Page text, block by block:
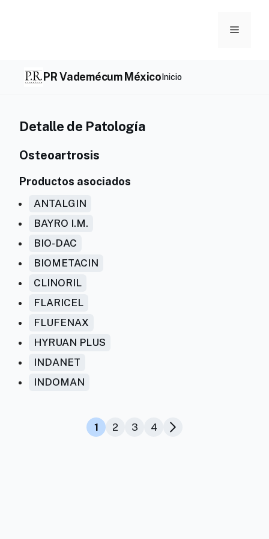
Menu
PR Vademécum MéxicoInicio
Detalle de Patología
Osteoartrosis
Productos asociados
ANTALGIN
BAYRO I.M.
BIO-DAC
BIOMETACIN
CLINORIL
FLARICEL
FLUFENAX
HYRUAN PLUS
INDANET
INDOMAN
1 2 3 4